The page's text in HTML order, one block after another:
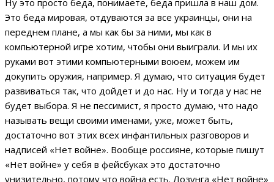
Это беда мировая, отдуваются за все украинцы, они на
переднем плане, а мы как бы за ними, мы как в
компьютерной игре хотим, чтобы они выиграли. И мы их
руками вот этими компьютерными воюем, можем им
докупить оружия, например. Я думаю, что ситуация будет
развиваться так, что дойдет и до нас. Ну и тогда у нас не
будет выбора. Я не пессимист, я просто думаю, что надо
называть вещи своими именами, уже, может быть,
достаточно вот этих всех инфантильных разговоров и
надписей «Нет войне». Вообще россияне, которые пишут
«Нет войне» у себя в фейсбуках это достаточно
унизительно, потому что война есть. Лозунга «Нет войне»